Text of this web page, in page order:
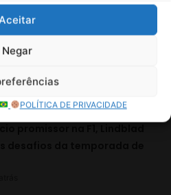
Negar
POLÍTICA DE PRIVACIDADE